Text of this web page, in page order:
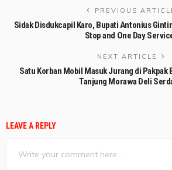
PREVIOUS
Sidak Disdukcapil Karo, Bupati Antonius
Stop and One Day
NEXT ARTICLE
Satu Korban Mobil Masuk Jurang di Pakpak
Tanjung Morawa Deli
LEAVE A REPLY